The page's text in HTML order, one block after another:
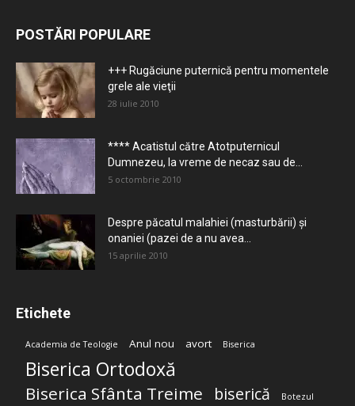
POSTĂRI POPULARE
+++ Rugăciune puternică pentru momentele
grele ale vieţii
28 iulie 2010
**** Acatistul către Atotputernicul
Dumnezeu, la vreme de necaz sau de...
5 octombrie 2010
Despre păcatul malahiei (masturbării) şi
onaniei (pazei de a nu avea...
15 aprilie 2010
Etichete
Academia de Teologie Anul nou avort Biserica
Biserica Ortodoxă
Biserica Sfânta Treime biserică Botezul